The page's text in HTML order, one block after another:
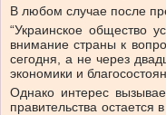
В любом случае после
“Украинское общество
внимание страны к
сегодня, а не через
экономики и
Однако интерес
правительства